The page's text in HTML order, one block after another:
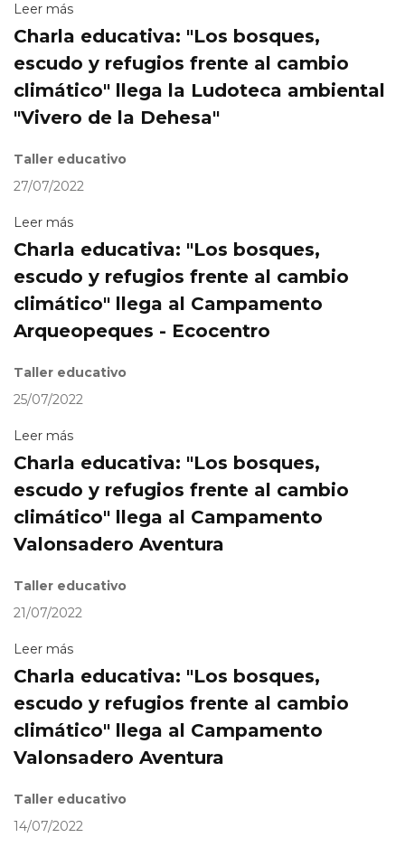
Leer más
Charla educativa: "Los bosques,
escudo y refugios frente al cambio
climático" llega la Ludoteca ambiental
"Vivero de la Dehesa"
Taller educativo
27/07/2022
Leer más
Charla educativa: "Los bosques,
escudo y refugios frente al cambio
climático" llega al Campamento
Arqueopeques - Ecocentro
Taller educativo
25/07/2022
Leer más
Charla educativa: "Los bosques,
escudo y refugios frente al cambio
climático" llega al Campamento
Valonsadero Aventura
Taller educativo
21/07/2022
Leer más
Charla educativa: "Los bosques,
escudo y refugios frente al cambio
climático" llega al Campamento
Valonsadero Aventura
Taller educativo
14/07/2022